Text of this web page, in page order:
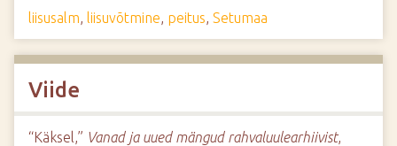
liisusalm, liisuvõtmine, peitus, Setumaa
Viide
“Käksel,” Vanad ja uued mängud rahvaluulearhiivist,